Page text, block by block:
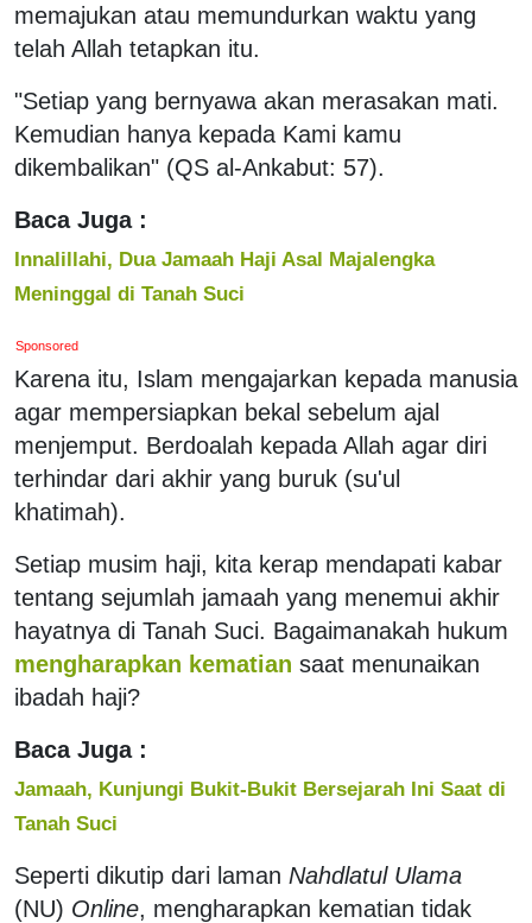
memajukan atau memundurkan waktu yang
telah Allah tetapkan itu.
"Setiap yang bernyawa akan merasakan mati.
Kemudian hanya kepada Kami kamu
dikembalikan" (QS al-Ankabut: 57).
Baca Juga :
Innalillahi, Dua Jamaah Haji Asal Majalengka
Meninggal di Tanah Suci
Sponsored
Karena itu, Islam mengajarkan kepada manusia
agar mempersiapkan bekal sebelum ajal
menjemput. Berdoalah kepada Allah agar diri
terhindar dari akhir yang buruk (su'ul
khatimah).
Setiap musim haji, kita kerap mendapati kabar
tentang sejumlah jamaah yang menemui akhir
hayatnya di Tanah Suci. Bagaimanakah hukum
mengharapkan kematian saat menunaikan
ibadah haji?
Baca Juga :
Jamaah, Kunjungi Bukit-Bukit Bersejarah Ini Saat di
Tanah Suci
Seperti dikutip dari laman Nahdlatul Ulama
(NU) Online, mengharapkan kematian tidak